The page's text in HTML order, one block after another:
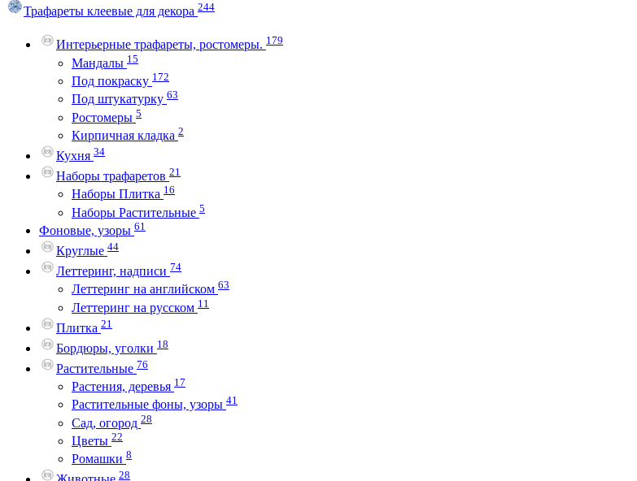
Трафареты клеевые для декора 244
Интерьерные трафареты, ростомеры. 179
Мандалы 15
Под покраску 172
Под штукатурку 63
Ростомеры 5
Кирпичная кладка 2
Кухня 34
Наборы трафаретов 21
Наборы Плитка 16
Наборы Растительные 5
Фоновые, узоры 61
Круглые 44
Леттеринг, надписи 74
Леттеринг на английском 63
Леттеринг на русском 11
Плитка 21
Бордюры, уголки 18
Растительные 76
Растения, деревья 17
Растительные фоны, узоры 41
Сад, огород 28
Цветы 22
Ромашки 8
28